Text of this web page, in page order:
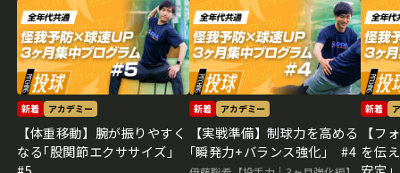
新着 アカデミー
【体重移動】腕が振りやすく
なる｢股関節エクササイズ｣
新着 アカデミー
【実戦準備】制球力を高める
｢瞬発力+バランス強化｣ #4
新着
【フ
を伝